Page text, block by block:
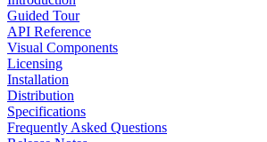
Guided Tour
API Reference
Visual Components
Licensing
Installation
Distribution
Specifications
Frequently Asked Questions